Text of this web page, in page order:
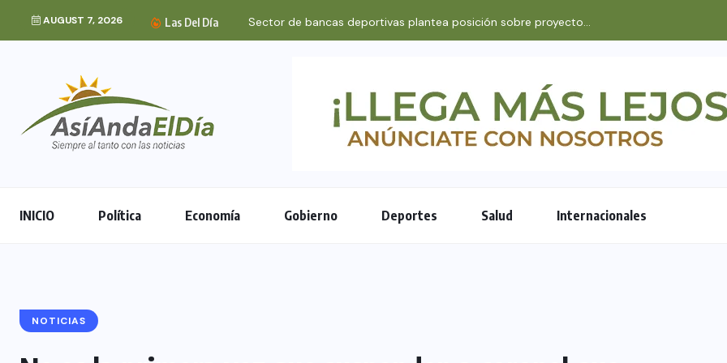
AUGUST 7, 2026 Las Del Día Sector de bancas deportivas plantea posición sobre proyecto...
INICIO Política Economía Gobierno Deportes Salud Internacionales
NOTICIAS